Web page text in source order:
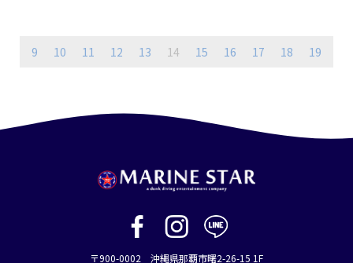
9 10 11 12 13 14 15 16 17 18 19
〒900-0002 沖縄県那覇市曙2-26-15 1F